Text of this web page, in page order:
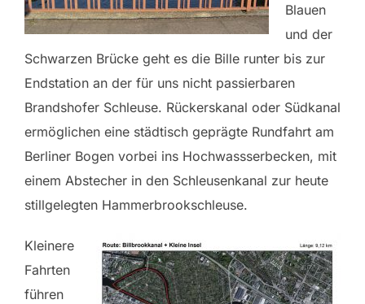
Blauen
und der
Schwarzen Brücke geht es die Bille runter bis zur
Endstation an der für uns nicht passierbaren
Brandshofer Schleuse. Rückerskanal oder Südkanal
ermöglichen eine städtisch geprägte Rundfahrt am
Berliner Bogen vorbei ins Hochwassserbecken, mit
einem Abstecher in den Schleusenkanal zur heute
stillgelegten Hammerbrookschleuse.
Kleinere
Fahrten
führen